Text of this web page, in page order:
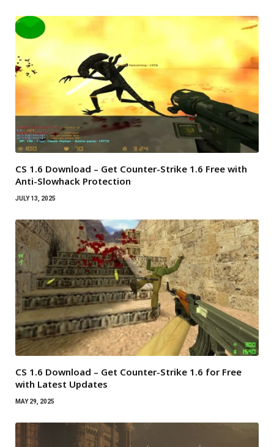
CS 1.6 Download – Get Counter-Strike 1.6 Free with
Anti-Slowhack Protection
JULY 13, 2025
CS 1.6 Download – Get Counter-Strike 1.6 for Free
with Latest Updates
MAY 29, 2025